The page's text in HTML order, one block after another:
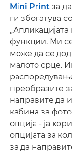
Mini Print за
ги збогатува
функции. Ми
може да се
малото срце.
преобразите
направите да
кабина за
опција - ја
опцијата за
за да